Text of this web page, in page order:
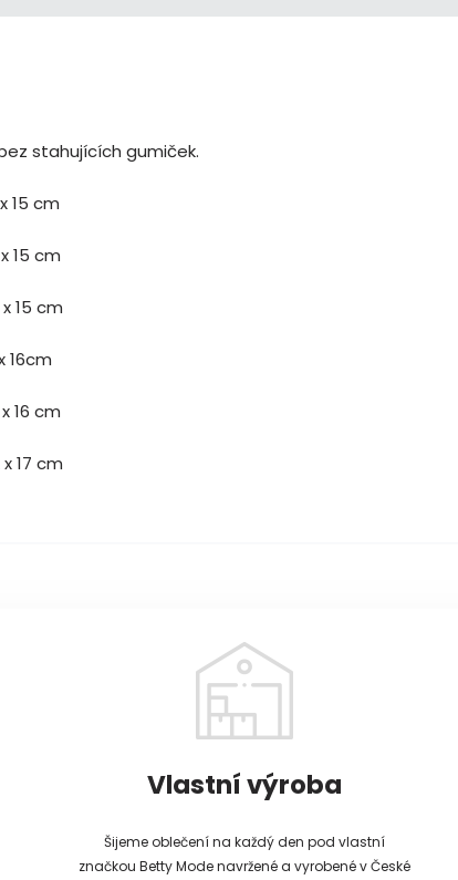
stahujících gumiček.
15 cm
15 cm
15 cm
16cm
16 cm
17 cm
Vlastní výroba
Šijeme oblečení na každý den pod vlastní
značkou Betty Mode navržené a vyrobené v České